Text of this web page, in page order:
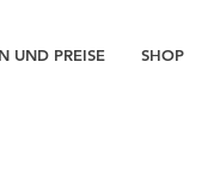
UND PREISE SHOP